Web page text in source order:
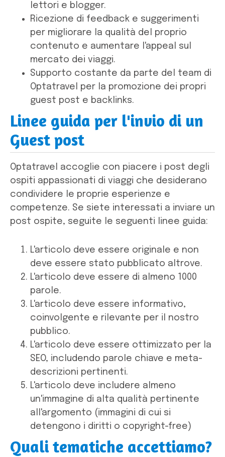
lettori e blogger.
Ricezione di feedback e suggerimenti
per migliorare la qualità del proprio
contenuto e aumentare l'appeal sul
mercato dei viaggi.
Supporto costante da parte del team di
Optatravel per la promozione dei propri
guest post e backlinks.
Linee guida per l'invio di un
Guest post
Optatravel accoglie con piacere i post degli
ospiti appassionati di viaggi che desiderano
condividere le proprie esperienze e
competenze. Se siete interessati a inviare un
post ospite, seguite le seguenti linee guida:
L'articolo deve essere originale e non
deve essere stato pubblicato altrove.
L'articolo deve essere di almeno 1000
parole.
L'articolo deve essere informativo,
coinvolgente e rilevante per il nostro
pubblico.
L'articolo deve essere ottimizzato per la
SEO, includendo parole chiave e meta-
descrizioni pertinenti.
L'articolo deve includere almeno
un'immagine di alta qualità pertinente
all'argomento (immagini di cui si
detengono i diritti o copyright-free)
Quali tematiche accettiamo?